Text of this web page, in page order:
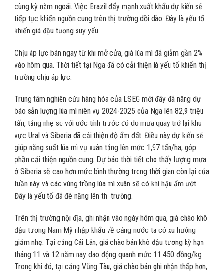
cùng kỳ năm ngoái. Việc Brazil đẩy mạnh xuất khẩu dự kiến sẽ
tiếp tục khiến nguồn cung trên thị trường dồi dào. Đây là yếu tố
khiến giá đậu tương suy yếu.
Chịu áp lực bán ngay từ khi mở cửa, giá lúa mì đã giảm gần 2%
vào hôm qua. Thời tiết tại Nga đã có cải thiện là yếu tố khiến thị
trường chịu áp lực.
Trung tâm nghiên cứu hàng hóa của LSEG mới đây đã nâng dự
báo sản lượng lúa mì niên vụ 2024-2025 của Nga lên 82,9 triệu
tấn, tăng nhẹ so với ước tính trước đó do mưa quay trở lại khu
vực Ural và Siberia đã cải thiện độ ẩm đất. Điều này dự kiến sẽ
giúp năng suất lúa mì vụ xuân tăng lên mức 1,97 tấn/ha, góp
phần cải thiện nguồn cung. Dự báo thời tiết cho thấy lượng mưa
ở Siberia sẽ cao hơn mức bình thường trong thời gian còn lại của
tuần này và các vùng trồng lúa mì xuân sẽ có khí hậu ẩm ướt.
Đây là yếu tố đã đè nặng lên thị trường.
Trên thị trường nội địa, ghi nhận vào ngày hôm qua, giá chào khô
đậu tương Nam Mỹ nhập khẩu về cảng nước ta có xu hướng
giảm nhẹ. Tại cảng Cái Lân, giá chào bán khô đậu tương kỳ hạn
tháng 11 và 12 năm nay dao động quanh mức 11.450 đồng/kg.
Trong khi đó, tại cảng Vũng Tàu, giá chào bán ghi nhận thấp hơn,